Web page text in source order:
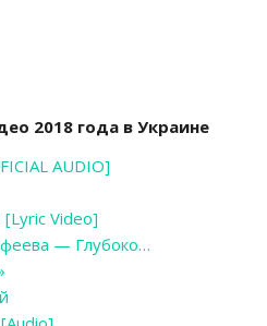
2018 года в Украине
AUDIO]
Video]
— Глубоко…